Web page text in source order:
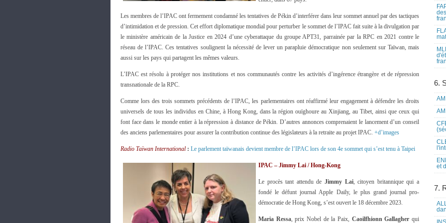
Les membres de l’IPAC ont fermement condamné les tentatives de Pékin d’interférer dans leur sommet annuel par des tactiques
d’intimidation et de pression. Cet effort diplomatique mondial pour perturber le sommet de l’IPAC fait suite à la divulgation par
le ministère américain de la Justice en 2024 d’une cyberattaque du groupe APT31, parrainée par la RPC en 2021 contre le
réseau de l’IPAC. Ces tentatives soulignent la nécessité de lever un parapluie démocratique non seulement sur Taïwan, mais
aussi sur les pays qui partagent les mêmes valeurs.
L’IPAC est résolu à protéger nos institutions et nos communautés contre les activités d’ingérence étrangère et de répression
transnationale de la RPC.
Comme lors des trois sommets précédents de l’IPAC, les parlementaires ont réaffirmé leur engagement à défendre les droits
universels de tous les individus en Chine, à Hong Kong, dans la région ouïghoure au Xinjiang, au Tibet, ainsi que ceux qui
font face dans le monde entier à la répression à distance de Pékin. D’autres annonces comprenaient le lancement d’un conseil
des anciens parlementaires pour assurer la contribution continue des législateurs à la retraite au projet IPAC. +d’images
Radio Taïwan International : Le parlement taïwanais devient membre de l’IPAC lors de son 4e sommet qui s’est tenu à Taipei
IPAC – Jimmy Lai / Hong-Kong
Le procès tant attendu de Jimmy Lai, citoyen britannique qui a
fondé le défunt journal Apple Daily, le plus grand journal pro-
démocratie de Hong Kong, s’est ouvert le 18 décembre 2023.
Maria Ressa, prix Nobel de la Paix, Caoilfhionn Gallagher qui
6.
et
7.